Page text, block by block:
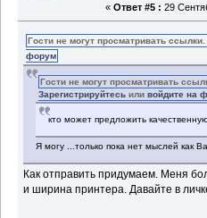
« Ответ #5 : 29
Гости не могут просматривать
форум
Гости не могут просматривать
Зарегистрируйтесь иливойдите на
кто может предложить
Я могу ...только пока нет мыслей как
Как отправить придумаем. Меня
и ширина принтера. Давайте в